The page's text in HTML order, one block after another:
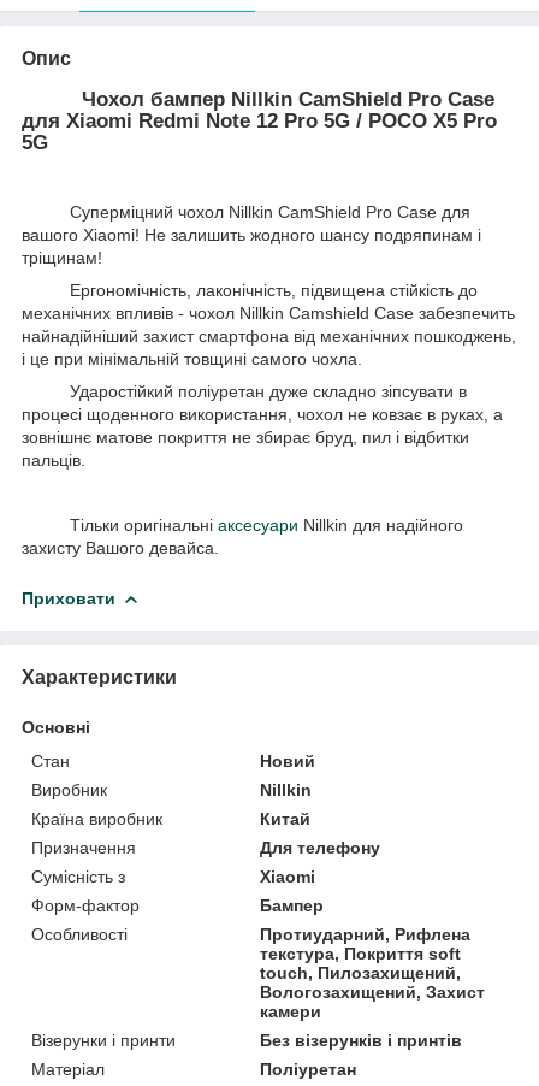
Опис
Чохол бампер Nillkin CamShield Pro Case
для Xiaomi Redmi Note 12 Pro 5G / POCO X5 Pro
5G
Суперміцний чохол Nillkin CamShield Pro Case для
вашого Xiaomi! Не залишить жодного шансу подряпинам і
тріщинам!
Ергономічність, лаконічність, підвищена стійкість до
механічних впливів - чохол Nillkin Camshield Case забезпечить
найнадійніший захист смартфона від механічних пошкоджень,
і це при мінімальній товщині самого чохла.
Ударостійкий поліуретан дуже складно зіпсувати в
процесі щоденного використання, чохол не ковзає в руках, а
зовнішнє матове покриття не збирає бруд, пил і відбитки
пальців.
Тільки оригінальні аксесуари Nillkin для надійного
захисту Вашого девайса.
Приховати
Характеристики
Основні
Стан
Новий
Виробник
Nillkin
Країна виробник
Китай
Призначення
Для телефону
Сумісність з
Xiaomi
Форм-фактор
Бампер
Особливості
Протиударний, Рифлена
текстура, Покриття soft
touch, Пилозахищений,
Вологозахищений, Захист
камери
Візерунки і принти
Без візерунків і принтів
Матеріал
Поліуретан